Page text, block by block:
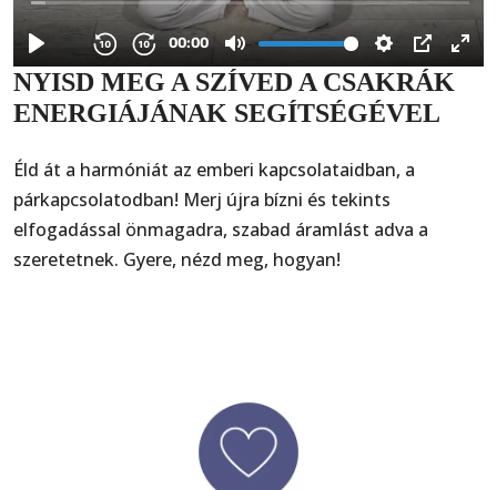
NYISD MEG A SZÍVED A CSAKRÁK
ENERGIÁJÁNAK SEGÍTSÉGÉVEL
Éld át a harmóniát az emberi kapcsolataidban, a
párkapcsolatodban! Merj újra bízni és tekints
elfogadással önmagadra, szabad áramlást adva a
szeretetnek. Gyere, nézd meg, hogyan!